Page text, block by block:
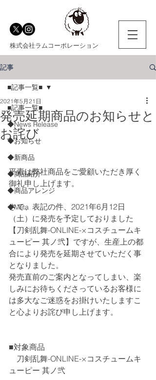
株式会社ラムコーポレーション
記事
■記事一覧■
◆News Release
◆お知らせ
◆新商品
◆商品紹介
◆商品アレンジ
◆Miita
■記事一覧■
発売延期商品のお知らせと
お詫び
2021年5月21日
平素は弊社商品をご愛顧いただき厚く
御礼申し上げます。
さて、表記の件、2021年6月12日
（土）に発売を予定しておりました
【刀剣乱舞-ONLINE-×コスチュームキ
ューピー 其ノ弐】ですが、生産上の都
合により発売を延期させていただく事
となりました。
発売直前のご案内となってしまい、楽
しみにお待ちくださっているお客様に
は多大なご迷惑をお掛けいたしますこ
と心よりお詫び申し上げます。
■対象商品
刀剣乱舞-ONLINE-×コスチュームキ
ューピー 其ノ弐